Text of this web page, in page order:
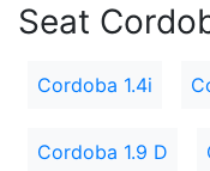
Seat
Cordoba 1.4i
Cordoba 1.9 D